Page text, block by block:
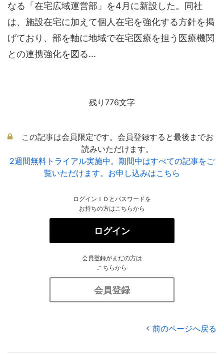
なる「在宅広域運営部」を4月に新設した。同社
は、施設在宅に加えて個人在宅を強化する方針を掲
げており、部を軸に地域で在宅医療を担う医療機関
との連携強化を図る...
残り776文字
この記事は会員限定です。会員登録すると最後までお
読みいただけます。
2週間無料トライアル実施中。期間中はすべての記事をご
覧いただけます。お申し込みはこちら
ログインＩＤとパスワードを
お持ちの方はこちらから
ログイン
会員登録がまだの方は
こちらから
会員登録
前のページへ戻る